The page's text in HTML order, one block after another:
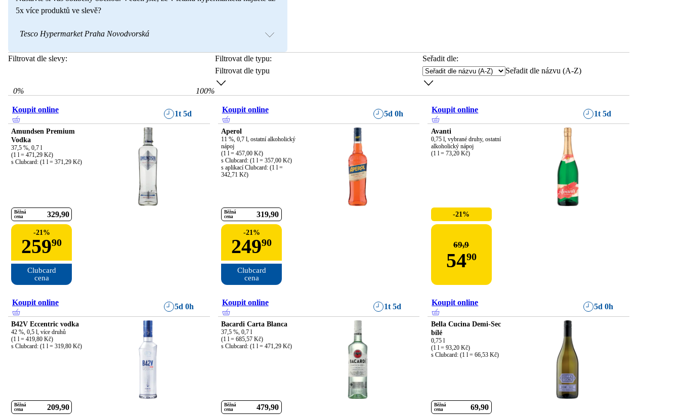
5x více produktů ve slevě?
Tesco Hypermarket Praha Novodvorská
Filtrovat dle slevy:
0% 100%
Filtrovat dle typu:
Filtrovat dle typu
Seřadit dle:
Seřadit dle názvu (A-Z)
Koupit online 1t 5d
Amundsen Premium
Vodka
37,5 %, 0,7 l
(1 l = 471,29 Kč)
s Clubcard: (1 l = 371,29 Kč)
Běžná
cena
329 90
-21%
25990
Clubcard
cena
Koupit online 5d 0h
Aperol
11 %, 0,7 l, ostatní alkoholický
nápoj
(1 l = 457,00 Kč)
s Clubcard: (1 l = 357,00 Kč)
s aplikací Clubcard: (1 l =
342,71 Kč)
Běžná
cena
319 90
-21%
24990
Clubcard
cena
Koupit online 1t 5d
Avanti
0,75 l, vybrané druhy, ostatní
alkoholický nápoj
(1 l = 73,20 Kč)
-21%
69,9
5490
Koupit online 5d 0h
B42V Eccentric vodka
42 %, 0,5 l, více druhů
(1 l = 419,80 Kč)
s Clubcard: (1 l = 319,80 Kč)
Běžná
cena
209 90
Koupit online 1t 5d
Bacardi Carta Blanca
37,5 %, 0,7 l
(1 l = 685,57 Kč)
s Clubcard: (1 l = 471,29 Kč)
Běžná
cena
479 90
Koupit online 5d 0h
Bella Cucina Demi-Sec
bílé
0,75 l
(1 l = 93,20 Kč)
s Clubcard: (1 l = 66,53 Kč)
Běžná
cena
69 90